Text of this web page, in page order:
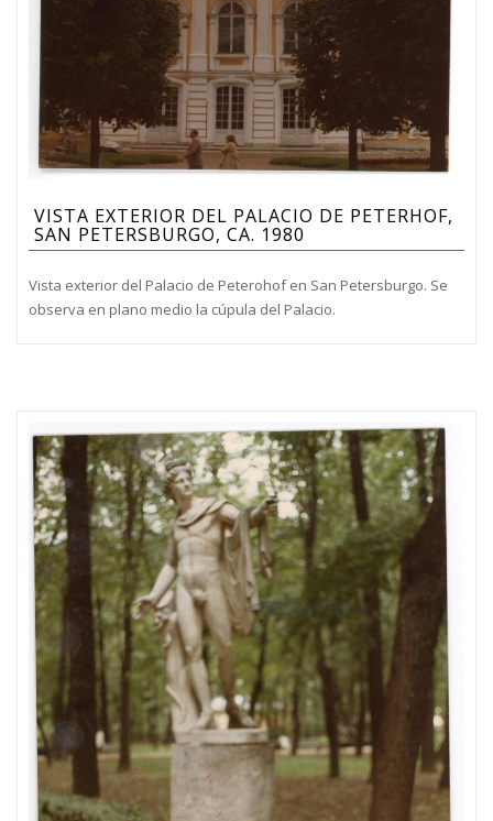
VISTA EXTERIOR DEL PALACIO DE PETERHOF,
SAN PETERSBURGO, CA. 1980
Vista exterior del Palacio de Peterohof en San Petersburgo. Se
observa en plano medio la cúpula del Palacio.